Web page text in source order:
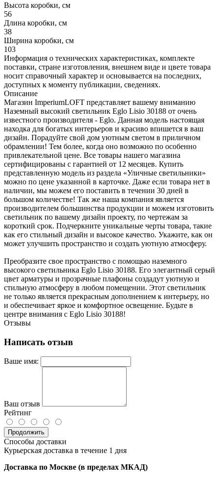
Высота коробки, см
56
Длина коробки, см
38
Ширина коробки, см
103
Информация о технических характеристиках, комплекте
поставки, стране изготовления, внешнем виде и цвете товара
носит справочный характер и основывается на последних,
доступных к моменту публикации, сведениях.
Описание
Магазин ImperiumLOFT представляет вашему вниманию
Наземный высокий светильник Eglo Lisio 30188 от очень
известного производителя - Eglo. Данная модель настоящая
находка для богатых интерьеров и красиво впишется в ваш
дизайн. Порадуйте свой дом уютным светом в приличном
обрамлении! Тем более, когда оно возможно по особенно
привлекательной цене. Все товары нашего магазина
сертифицированы с гарантией от 12 месяцев. Купить
представленную модель из раздела «Уличные светильники»
можно по цене указанной в карточке. Даже если товара нет в
наличии, мы можем его поставить в течении 30 дней в
большом количестве! Так же наша компания является
производителем большинства продукции и можем изготовить
светильник по вашему дизайн проекту, по чертежам за
короткий срок. Подчеркните уникальные черты товара, такие
как его стильный дизайн и высокое качество. Укажите, как он
может улучшить пространство и создать уютную атмосферу.
Преобразите свое пространство с помощью наземного
высокого светильника Eglo Lisio 30188. Его элегантный серый
цвет арматуры и прозрачные плафоны создадут уютную и
стильную атмосферу в любом помещении. Этот светильник
не только является прекрасным дополнением к интерьеру, но
и обеспечивает яркое и комфортное освещение. Будьте в
центре внимания с Eglo Lisio 30188!
Отзывы
Написать отзыв
Ваше имя:
Ваш отзыв
Рейтинг
Продолжить
Способы доставки
Курьерская доставка в течение 1 дня
Доставка по Москве (в пределах МКАД)